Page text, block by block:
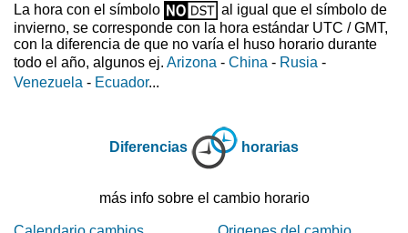
La hora con el símbolo
al igual que el símbolo de
invierno, se corresponde con la hora estándar UTC / GMT,
con la diferencia de que no varía el huso horario durante
todo el año, algunos ej. Arizona - China - Rusia -
Venezuela - Ecuador...
Diferencias horarias
más info sobre el cambio horario